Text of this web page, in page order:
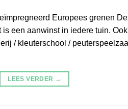
Europees grenen
een aanwinst in iedere tuin.
/ kleuterschool /
LEES VERDER →